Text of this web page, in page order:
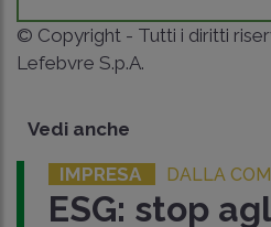
© Copyright - Tutti i diritti
Lefebvre S.p.A.
Vedi anche
IMPRESA DALLA
ESG: stop